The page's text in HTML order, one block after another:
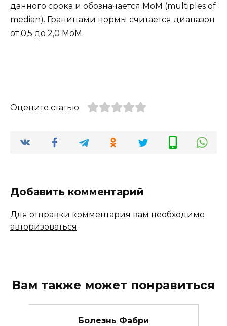
данного срока и обозначается МоМ (multiples of
median). Границами нормы считается диапазон
от 0,5 до 2,0 МоМ.
Оцените статью
Добавить комментарий
Для отправки комментария вам необходимо
авторизоваться.
Вам также может понравиться
Болезнь Фабри